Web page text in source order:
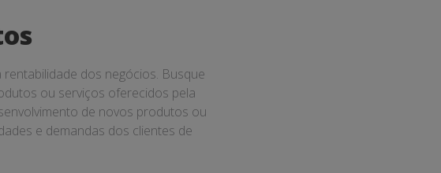
dos negócios. Busque
ou serviços oferecidos pela
de novos produtos ou
e demandas dos clientes de